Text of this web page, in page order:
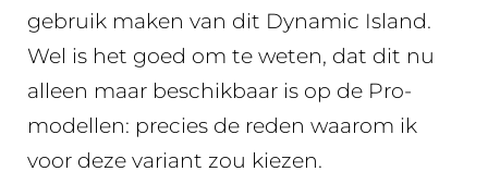
gebruik maken van dit Dynamic Island.
Wel is het goed om te weten, dat dit nu
alleen maar beschikbaar is op de Pro-
modellen: precies de reden waarom ik
voor deze variant zou kiezen.